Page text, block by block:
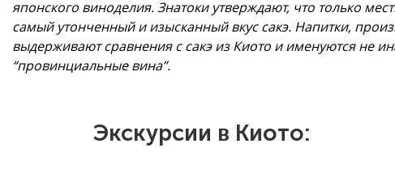
японского виноделия. Знатоки утверждают, что только
самый утонченный и изысканный вкус сакэ. Напитки,
выдерживают сравнения с сакэ из Киото и именуются не
“провинциальные вина”.
Экскурсии в Киото: